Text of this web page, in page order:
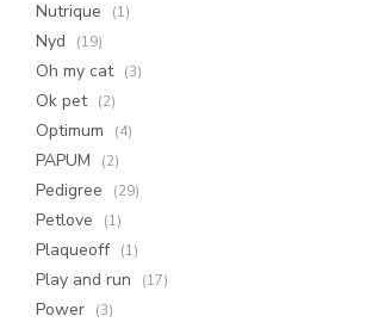
Nutrique (1)
Nyd (19)
Oh my cat (3)
Ok pet (2)
Optimum (4)
PAPUM (2)
Pedigree (29)
Petlove (1)
Plaqueoff (1)
Play and run (17)
Power (3)